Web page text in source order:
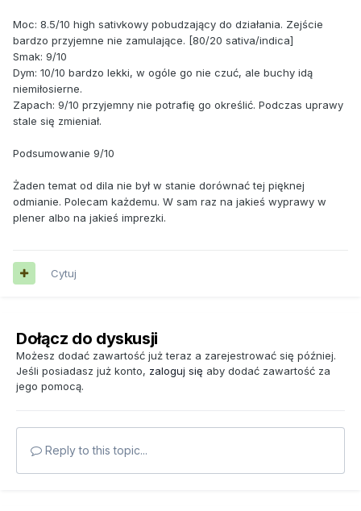
Moc: 8.5/10 high sativkowy pobudzający do działania. Zejście
bardzo przyjemne nie zamulające. [80/20 sativa/indica]
Smak: 9/10
Dym: 10/10 bardzo lekki, w ogóle go nie czuć, ale buchy idą
niemiłosierne.
Zapach: 9/10 przyjemny nie potrafię go określić. Podczas uprawy
stale się zmieniał.
Podsumowanie 9/10
Żaden temat od dila nie był w stanie dorównać tej pięknej
odmianie. Polecam każdemu. W sam raz na jakieś wyprawy w
plener albo na jakieś imprezki.
Cytuj
Dołącz do dyskusji
Możesz dodać zawartość już teraz a zarejestrować się później.
Jeśli posiadasz już konto, zaloguj się aby dodać zawartość za
jego pomocą.
Reply to this topic...